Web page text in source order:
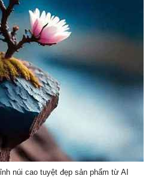
núi cao tuyệt đẹp sản phẩm từ AI